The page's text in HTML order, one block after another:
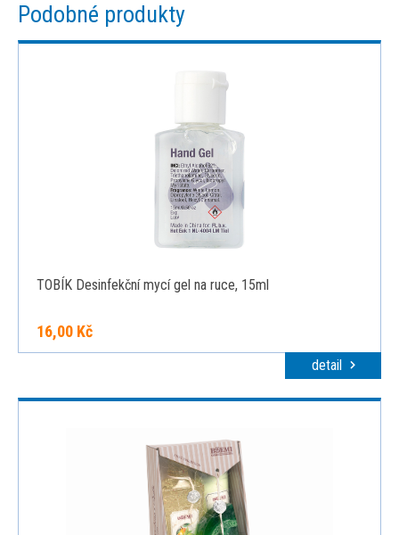
Podobné produkty
TOBÍK Desinfekční mycí gel na ruce, 15ml
16,00 Kč
detail